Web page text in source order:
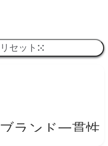
セット
ランド一貫性